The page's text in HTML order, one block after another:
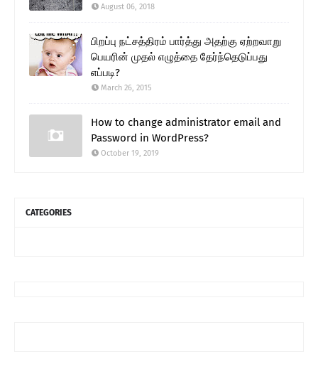
August 06, 2018
பிறப்பு நட்சத்திரம் பார்த்து அதற்கு ஏற்றவாறு
பெயரின் முதல் எழுத்தை தேர்ந்தெடுப்பது
எப்படி?
March 26, 2015
How to change administrator email and
Password in WordPress?
October 19, 2019
CATEGORIES